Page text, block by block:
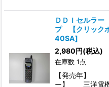
ＤＤＩセルラ
プ 【クリック
40SA]
2,980円(税込)
在庫数 1点
【発売年】
ー】 三洋電機